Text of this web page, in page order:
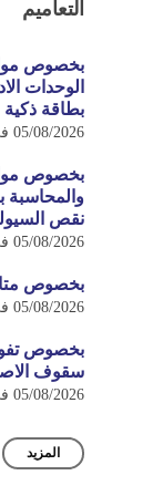
التعاميم
بخصوص
الوحدات
بطاقة ذكية
05/08/2026
بخصوص
والمحاسبة
نقص
05/08/2026
بخصوص
05/08/2026
بخصوص
سقوف
05/08/2026
المزيد